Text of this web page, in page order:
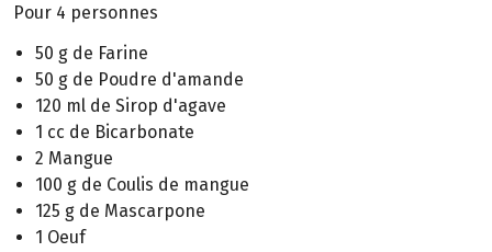
Pour 4 personnes
50 g de Farine
50 g de Poudre d'amande
120 ml de Sirop d'agave
1 cc de Bicarbonate
2 Mangue
100 g de Coulis de mangue
125 g de Mascarpone
1 Oeuf